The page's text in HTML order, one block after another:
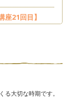
座21回目】
座20回目】
え、入浴、寝
大切な時期です。